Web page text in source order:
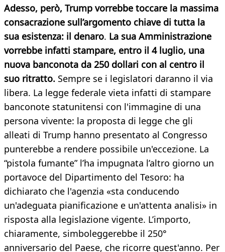
Adesso, però, Trump vorrebbe toccare la massima
consacrazione sull’argomento chiave di tutta la
sua esistenza: il denaro. La sua Amministrazione
vorrebbe infatti stampare, entro il 4 luglio, una
nuova banconota da 250 dollari con al centro il
suo ritratto. Sempre se i legislatori daranno il via
libera. La legge federale vieta infatti di stampare
banconote statunitensi con l'immagine di una
persona vivente: la proposta di legge che gli
alleati di Trump hanno presentato al Congresso
punterebbe a rendere possibile un'eccezione. La
“pistola fumante” l’ha impugnata l’altro giorno un
portavoce del Dipartimento del Tesoro: ha
dichiarato che l'agenzia «sta conducendo
un'adeguata pianificazione e un'attenta analisi» in
risposta alla legislazione vigente. L’importo,
chiaramente, simboleggerebbe il 250°
anniversario del Paese, che ricorre quest'anno. Per